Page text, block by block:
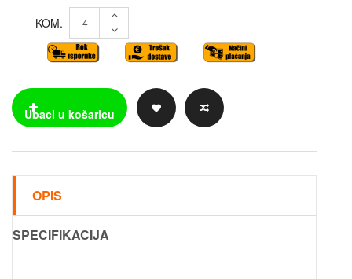
KOM.
OPIS
SPECIFIKACIJA